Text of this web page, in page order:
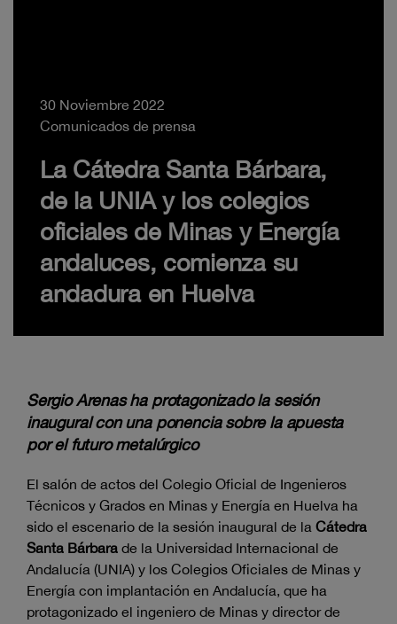
30 Noviembre 2022
Comunicados de prensa
La Cátedra Santa Bárbara,
de la UNIA y los colegios
oficiales de Minas y Energía
andaluces, comienza su
andadura en Huelva
Sergio Arenas ha protagonizado la sesión
inaugural con una ponencia sobre la apuesta
por el futuro metalúrgico
El salón de actos del Colegio Oficial de Ingenieros
Técnicos y Grados en Minas y Energía en Huelva ha
sido el escenario de la sesión inaugural de la Cátedra
Santa Bárbara de la Universidad Internacional de
Andalucía (UNIA) y los Colegios Oficiales de Minas y
Energía con implantación en Andalucía, que ha
protagonizado el ingeniero de Minas y director de